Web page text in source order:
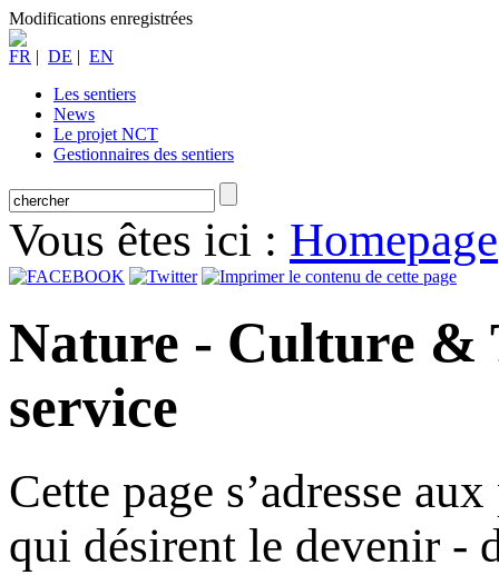
Modifications enregistrées
FR | DE | EN
Les sentiers
News
Le projet NCT
Gestionnaires des sentiers
Vous êtes ici : Homepage
Nature - Culture &
service
Cette page s’adresse
qui désirent le devenir -